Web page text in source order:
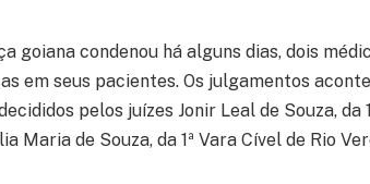
goiana condenou há alguns dias, dois
em seus pacientes. Os julgamentos
pelos juízes Jonir Leal de Souza, da
Maria de Souza, da 1ª Vara Cível de Rio